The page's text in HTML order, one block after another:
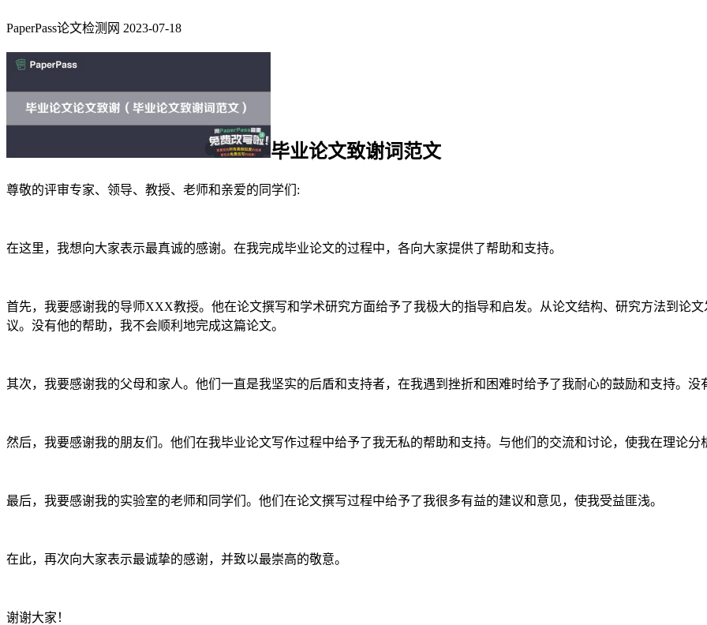
PaperPass论文检测网 2023-07-18
毕业论文致谢词范文
尊敬的评审专家、领导、教授、老师和亲爱的同学们:
在这里，我想向大家表示最真诚的感谢。在我完成毕业论文的过程中，各向大家提供了帮助和支持。
首先，我要感谢我的导师XXX教授。他在论文撰写和学术研究方面给予了我极大的指导和启发。从论文结构、研究方法到论
议。没有他的帮助，我不会顺利地完成这篇论文。
其次，我要感谢我的父母和家人。他们一直是我坚实的后盾和支持者，在我遇到挫折和困难时给予了我耐心的鼓励和支持。没
然后，我要感谢我的朋友们。他们在我毕业论文写作过程中给予了我无私的帮助和支持。与他们的交流和讨论，使我在理论分
最后，我要感谢我的实验室的老师和同学们。他们在论文撰写过程中给予了我很多有益的建议和意见，使我受益匪浅。
在此，再次向大家表示最诚挚的感谢，并致以最崇高的敬意。
谢谢大家！